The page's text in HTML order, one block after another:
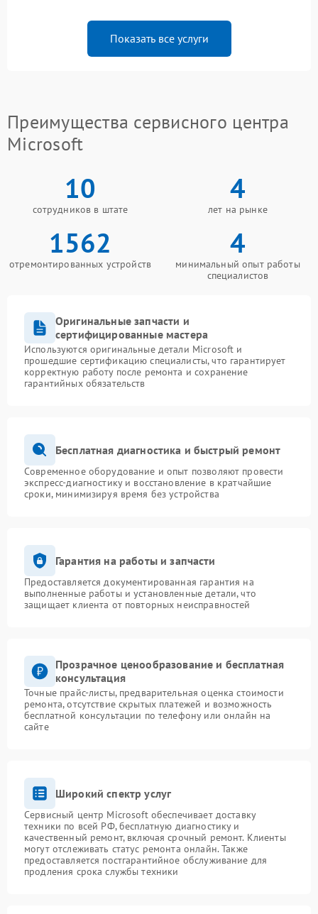
Показать все услуги
Преимущества сервисного центра
Microsoft
10
сотрудников в штате
4
лет на рынке
1562
отремонтированных устройств
4
минимальный опыт работы
специалистов
Оригинальные запчасти и
сертифицированные мастера
Используются оригинальные детали Microsoft и
прошедшие сертификацию специалисты, что гарантирует
корректную работу после ремонта и сохранение
гарантийных обязательств
Бесплатная диагностика и быстрый ремонт
Современное оборудование и опыт позволяют провести
экспресс-диагностику и восстановление в кратчайшие
сроки, минимизируя время без устройства
Гарантия на работы и запчасти
Предоставляется документированная гарантия на
выполненные работы и установленные детали, что
защищает клиента от повторных неисправностей
Прозрачное ценообразование и бесплатная
консультация
Точные прайс-листы, предварительная оценка стоимости
ремонта, отсутствие скрытых платежей и возможность
бесплатной консультации по телефону или онлайн на
сайте
Широкий спектр услуг
Сервисный центр Microsoft обеспечивает доставку
техники по всей РФ, бесплатную диагностику и
качественный ремонт, включая срочный ремонт. Клиенты
могут отслеживать статус ремонта онлайн. Также
предоставляется постгарантийное обслуживание для
продления срока службы техники